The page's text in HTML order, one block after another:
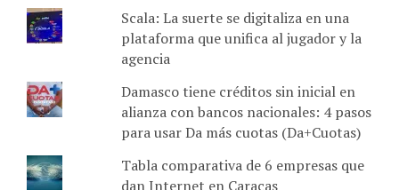
Scala: La suerte se digitaliza en una
plataforma que unifica al jugador y la
agencia
Damasco tiene créditos sin inicial en
alianza con bancos nacionales: 4 pasos
para usar Da más cuotas (Da+Cuotas)
Tabla comparativa de 6 empresas que
dan Internet en Caracas